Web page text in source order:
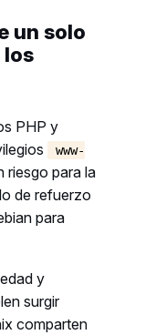
un solo
los
PHP y
www-
riesgo para la
de refuerzo
para
y
surgir
comparten